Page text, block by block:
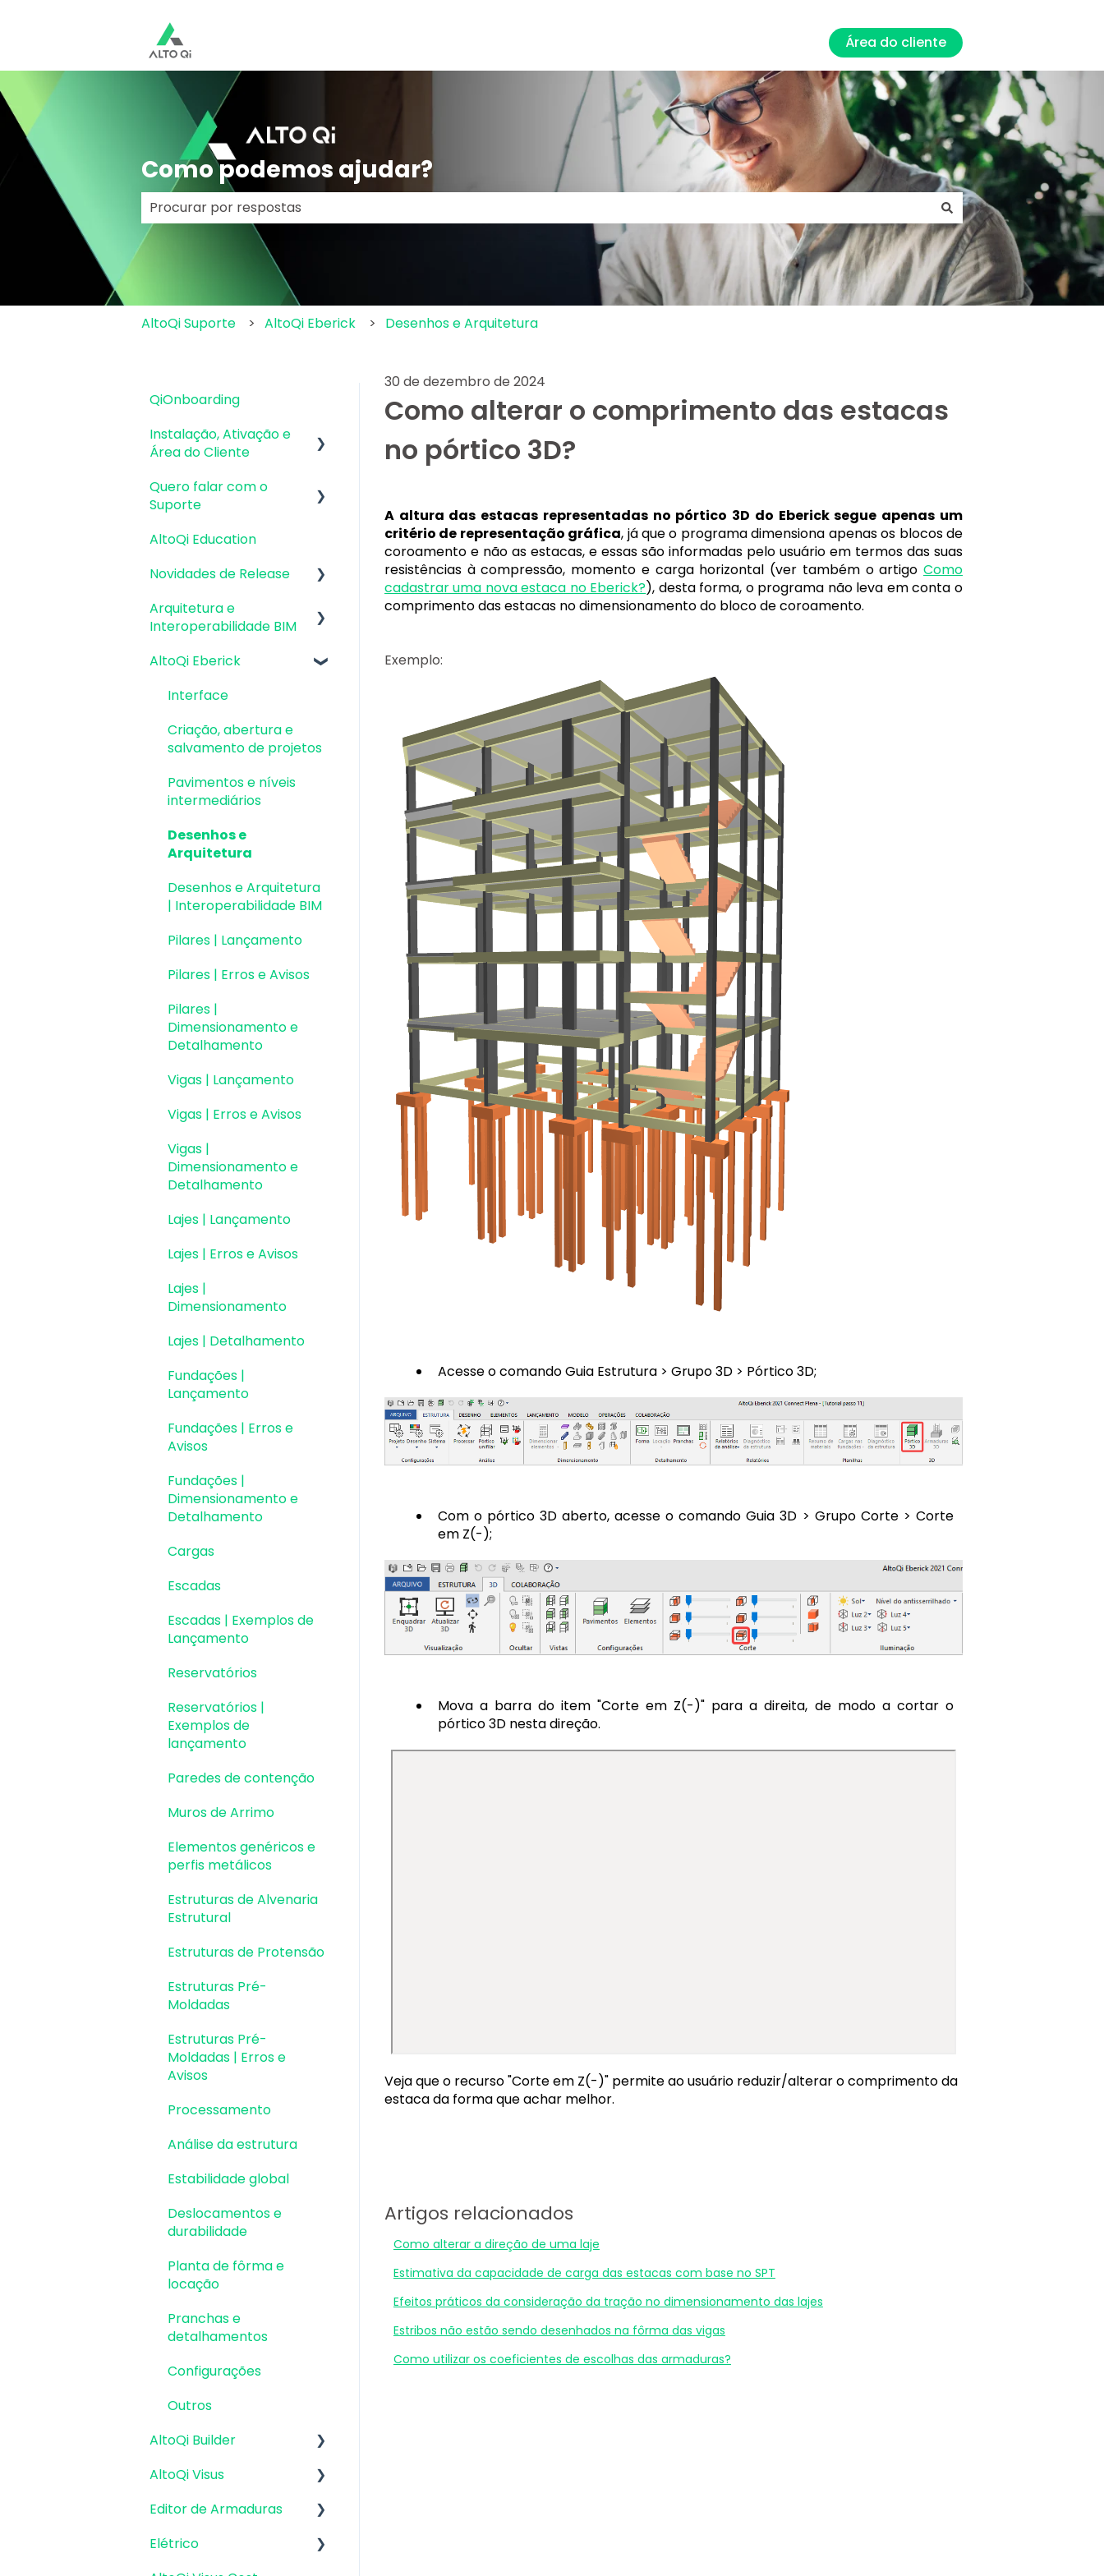
Área do cliente
Como podemos ajudar?
Não há sugestões porque o campo de pesquisa está em branco.
AltoQi Suporte AltoQi Eberick Desenhos e Arquitetura
30 de dezembro de 2024
Como alterar o comprimento das estacas
no pórtico 3D?
A altura das estacas representadas no pórtico 3D do Eberick segue apenas um
critério de representação gráfica, já que o programa dimensiona apenas os blocos de
coroamento e não as estacas, e essas são informadas pelo usuário em termos das suas
resistências à compressão, momento e carga horizontal (ver também o artigo Como
cadastrar uma nova estaca no Eberick?), desta forma, o programa não leva em conta o
comprimento das estacas no dimensionamento do bloco de coroamento.
Exemplo:
Acesse o comando Guia Estrutura > Grupo 3D > Pórtico 3D;
Com o pórtico 3D aberto, acesse o comando Guia 3D > Grupo Corte > Corte
em Z(-);
Mova a barra do item "Corte em Z(-)" para a direita, de modo a cortar o
pórtico 3D nesta direção.
Veja que o recurso "Corte em Z(-)" permite ao usuário reduzir/alterar o comprimento da
estaca da forma que achar melhor.
Artigos relacionados
Como alterar a direção de uma laje
Estimativa da capacidade de carga das estacas com base no SPT
Efeitos práticos da consideração da tração no dimensionamento das lajes
Estribos não estão sendo desenhados na fôrma das vigas
Como utilizar os coeficientes de escolhas das armaduras?
QiOnboarding
Instalação, Ativação e
Área do Cliente
Requisitos de Sistema
Operacional e
Antivírus
Recursos Gráficos e
Placa de Vídeo
Instalação & Acesso por
demonstrativas
Chave de Ativação EID |
Em migração
Versões anteriores
Quero falar com o
Suporte
Atendimento de
(bugs), melhorias e
sugestões
Envio de anexos
AltoQi Education
Novidades de Release
Atualizações AltoQi
Eberick
Atualizações AltoQi
Visus
Visus Cost Management
Visus Collab
Visus WorkFlow
Arquitetura e
Interoperabilidade BIM
Preparação da
Colaboração BIM
Exportação e
Importação de Modelos
Integração com Revit
Visualização em
Realidade Aumentada
AltoQi Eberick
Interface
Criação, abertura e
salvamento de projetos
Pavimentos e níveis
intermediários
Desenhos e
Arquitetura
Desenhos e Arquitetura
| Interoperabilidade BIM
Pilares | Lançamento
Pilares | Erros e Avisos
Pilares |
Dimensionamento e
Detalhamento
Vigas | Lançamento
Vigas | Erros e Avisos
Vigas |
Dimensionamento e
Detalhamento
Lajes | Lançamento
Lajes | Erros e Avisos
Lajes |
Dimensionamento
Lajes | Detalhamento
Fundações |
Lançamento
Fundações | Erros e
Avisos
Fundações |
Dimensionamento e
Detalhamento
Cargas
Escadas
Escadas | Exemplos de
Lançamento
Reservatórios
Reservatórios |
Exemplos de
lançamento
Paredes de contenção
Muros de Arrimo
Elementos genéricos e
perfis metálicos
Estruturas de Alvenaria
Estrutural
Estruturas de Protensão
Estruturas Pré-
Moldadas
Estruturas Pré-
Moldadas | Erros e
Avisos
Processamento
Análise da estrutura
Estabilidade global
Deslocamentos e
durabilidade
Planta de fôrma e
locação
Pranchas e
detalhamentos
Configurações
Outros
AltoQi Builder
Interface
Criação, abertura e
AltoQi Visus
Plataforma AltoQi Visus
Cost Management
Editor de Armaduras
Pranchas e
Elétrico